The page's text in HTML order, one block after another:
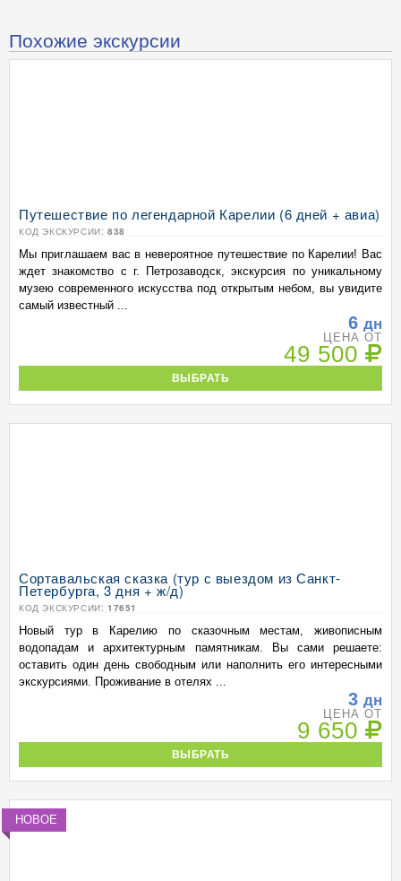
Похожие экскурсии
Путешествие по легендарной Карелии (6 дней + авиа)
КОД ЭКСКУРСИИ: 838
Мы приглашаем вас в невероятное путешествие по Карелии! Вас
ждет знакомство с г. Петрозаводск, экскурсия по уникальному
музею современного искусства под открытым небом, вы увидите
самый известный ...
6 дн
ЦЕНА ОТ
49 500
ВЫБРАТЬ
Сортавальская сказка (тур с выездом из Санкт-
Петербурга, 3 дня + ж/д)
КОД ЭКСКУРСИИ: 17651
Новый тур в Карелию по сказочным местам, живописным
водопадам и архитектурным памятникам. Вы сами решаете:
оставить один день свободным или наполнить его интересными
экскурсиями. Проживание в отелях ...
3 дн
ЦЕНА ОТ
9 650
ВЫБРАТЬ
НОВОЕ